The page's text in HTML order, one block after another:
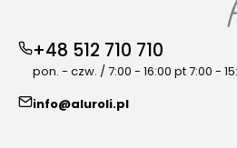
+48 512 710 710
pon. - czw. / 7:00 - 16:00 pt 7:00 -
info@aluroli.pl